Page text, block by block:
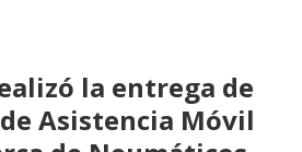
la entrega de
Asistencia Móvil